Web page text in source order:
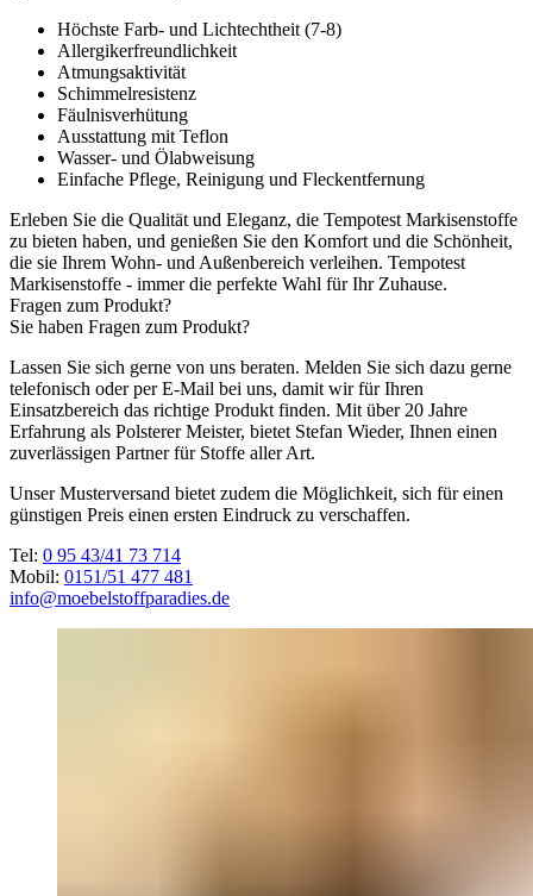
Höchste Farb- und Lichtechtheit (7-8)
Allergikerfreundlichkeit
Atmungsaktivität
Schimmelresistenz
Fäulnisverhütung
Ausstattung mit Teflon
Wasser- und Ölabweisung
Einfache Pflege, Reinigung und Fleckentfernung
Erleben Sie die Qualität und Eleganz, die Tempotest Markisenstoffe
zu bieten haben, und genießen Sie den Komfort und die Schönheit,
die sie Ihrem Wohn- und Außenbereich verleihen. Tempotest
Markisenstoffe - immer die perfekte Wahl für Ihr Zuhause.
Fragen zum Produkt?
Sie haben Fragen zum Produkt?
Lassen Sie sich gerne von uns beraten. Melden Sie sich dazu gerne
telefonisch oder per E-Mail bei uns, damit wir für Ihren
Einsatzbereich das richtige Produkt finden. Mit über 20 Jahre
Erfahrung als Polsterer Meister, bietet Stefan Wieder, Ihnen einen
zuverlässigen Partner für Stoffe aller Art.
Unser Musterversand bietet zudem die Möglichkeit, sich für einen
günstigen Preis einen ersten Eindruck zu verschaffen.
Tel: 0 95 43/41 73 714
Mobil: 0151/51 477 481
info@moebelstoffparadies.de